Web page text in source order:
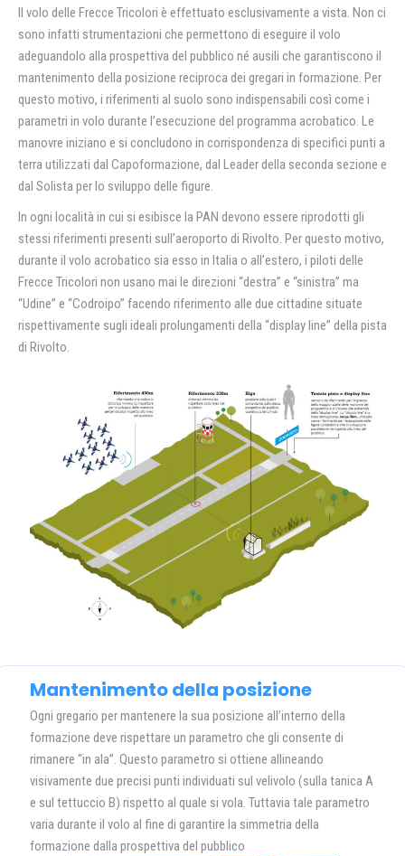
Il volo delle Frecce Tricolori è effettuato esclusivamente a vista. Non ci
sono infatti strumentazioni che permettono di eseguire il volo
adeguandolo alla prospettiva del pubblico né ausili che garantiscono il
mantenimento della posizione reciproca dei gregari in formazione. Per
questo motivo, i riferimenti al suolo sono indispensabili così come i
parametri in volo durante l’esecuzione del programma acrobatico. Le
manovre iniziano e si concludono in corrispondenza di specifici punti a
terra utilizzati dal Capoformazione, dal Leader della seconda sezione e
dal Solista per lo sviluppo delle figure.
In ogni località in cui si esibisce la PAN devono essere riprodotti gli
stessi riferimenti presenti sull’aeroporto di Rivolto. Per questo motivo,
durante il volo acrobatico sia esso in Italia o all’estero, i piloti delle
Frecce Tricolori non usano mai le direzioni “destra” e “sinistra” ma
“Udine” e “Codroipo” facendo riferimento alle due cittadine situate
rispettivamente sugli ideali prolungamenti della “display line” della pista
di Rivolto.
Mantenimento della posizione
Ogni gregario per mantenere la sua posizione all’interno della
formazione deve rispettare un parametro che gli consente di
rimanere “in ala”. Questo parametro si ottiene allineando
visivamente due precisi punti individuati sul velivolo (sulla tanica A
e sul tettuccio B) rispetto al quale si vola. Tuttavia tale parametro
varia durante il volo al fine di garantire la simmetria della
formazione dalla prospettiva del pubblico